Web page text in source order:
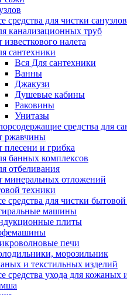
средства для чистки санузлов
канализационных труб
известкового налета
сантехники
Вся Для сантехники
Ванны
Джакузи
Душевые кабины
Раковины
Унитазы
средства для
ржавчины
плесени и грибка
банных комплексов
отбеливания
минеральных отложений
техники
средства для чистки
машины
плиты
печи
морозильник
и текстильных изделий
средства ухода для кожаных